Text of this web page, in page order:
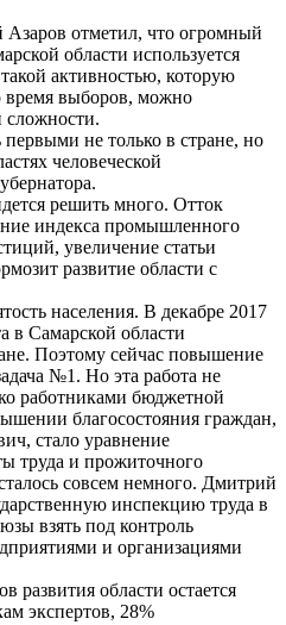
отметил, что огромный
области используется
активностью, которую
время выборов, можно
сложности.
не только в стране, но
человеческой
решить много. Отток
индекса промышленного
увеличение статьи
развитие области с
населения. В декабре 2017
в Самарской области
Поэтому сейчас повышение
№1. Но эта работа не
работниками бюджетной
благосостояния граждан,
стало уравнение
труда и прожиточного
совсем немного. Дмитрий
инспекцию труда в
взять под контроль
и организациями
развития области остается
экспертов, 28%